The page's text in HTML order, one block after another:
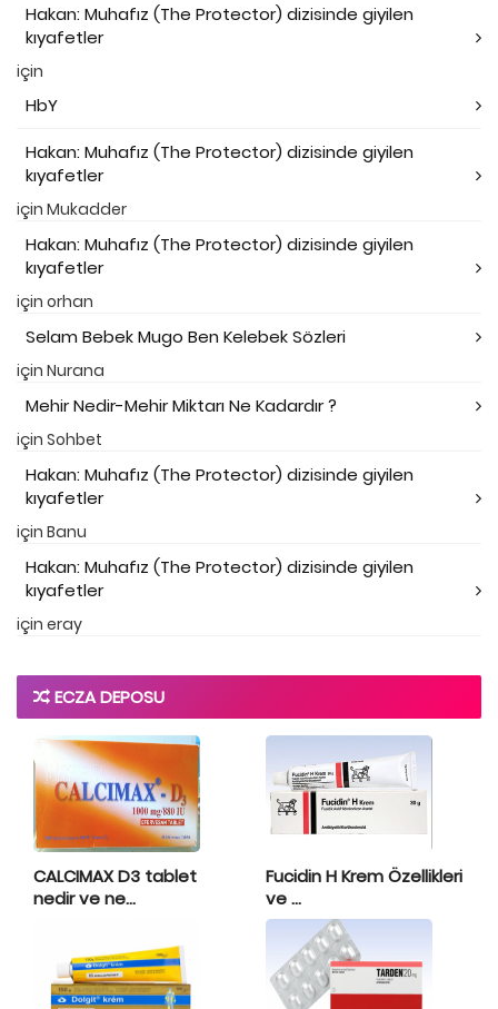
Hakan: Muhafız (The Protector) dizisinde giyilen
kıyafetler
için
HbY
Hakan: Muhafız (The Protector) dizisinde giyilen
kıyafetler
için Mukadder
Hakan: Muhafız (The Protector) dizisinde giyilen
kıyafetler
için orhan
Selam Bebek Mugo Ben Kelebek Sözleri
için Nurana
Mehir Nedir-Mehir Miktarı Ne Kadardır ?
için Sohbet
Hakan: Muhafız (The Protector) dizisinde giyilen
kıyafetler
için Banu
Hakan: Muhafız (The Protector) dizisinde giyilen
kıyafetler
için eray
ECZA DEPOSU
CALCIMAX D3 tablet
nedir ve ne...
Fucidin H Krem Özellikleri
ve ...